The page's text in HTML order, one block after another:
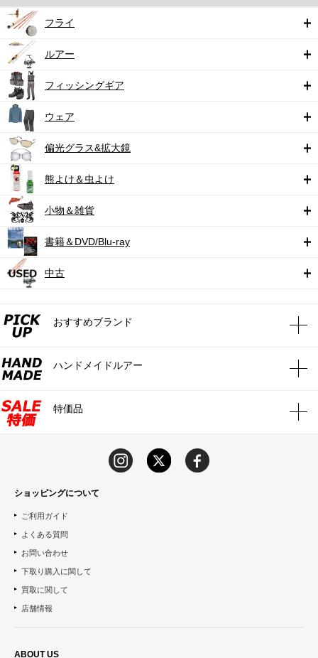
フライ
ルアー
フィッシングギア
ウェア
偏光グラス&拡大鏡
熊よけ＆虫よけ
小物＆雑貨
書籍＆DVD/Blu-ray
中古
おすすめブランド
ハンドメイドルアー
特価品
ショッピングについて
ご利用ガイド
よくある質問
お問い合わせ
下取り購入に関して
買取に関して
店舗情報
ABOUT US